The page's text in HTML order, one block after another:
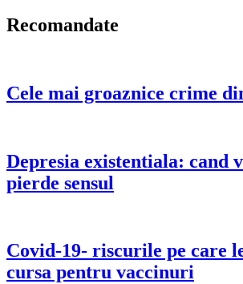
Recomandate
Cele mai groaznice crime
Depresia existentiala: cand
pierde sensul
Covid-19- riscurile pe care
cursa pentru vaccinuri